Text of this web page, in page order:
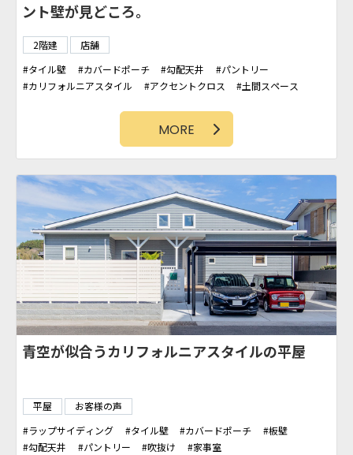
青空が似合うカリフォルニアスタイルの平屋
平屋
お客様の声
ラップサイディング
タイル壁 カバードポーチ
板壁
勾配天井
パントリー 吹抜け
家事室
カリフォルニアスタイル
造作洗面台
MORE